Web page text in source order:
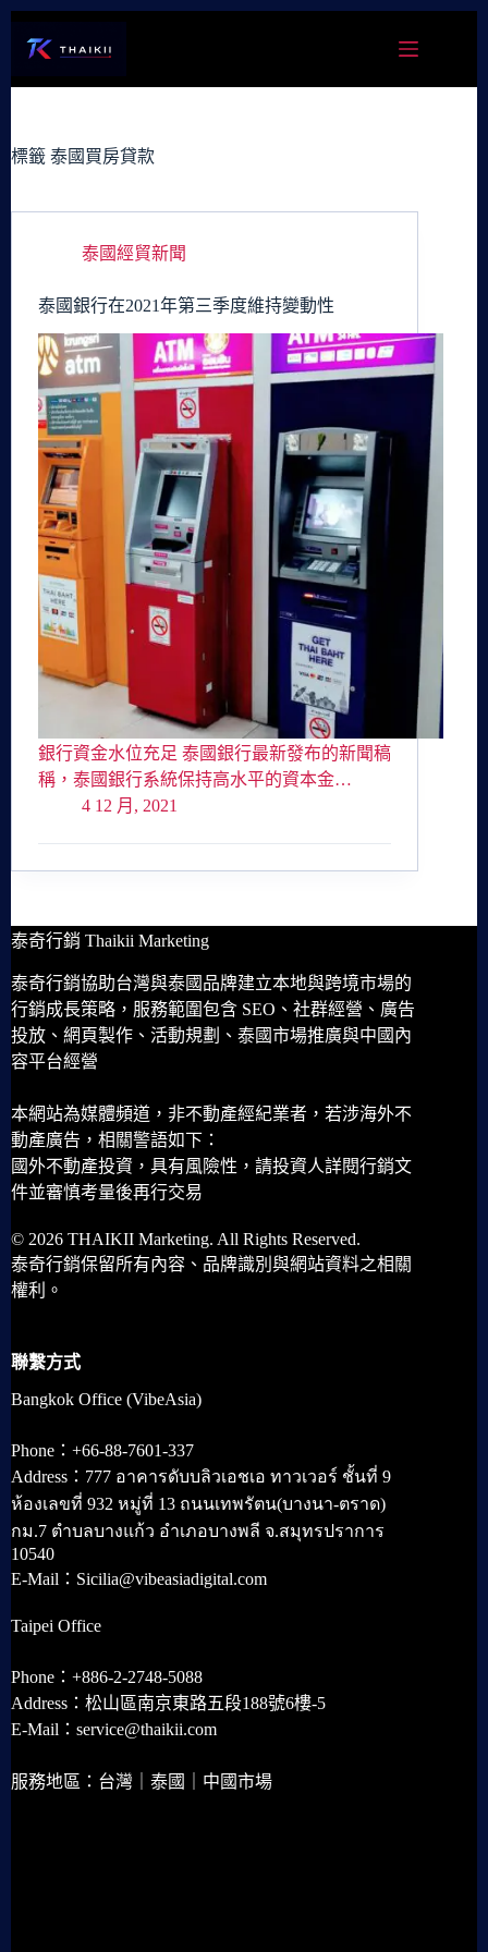
容
標籤 泰國買房貸款
泰國經貿新聞
泰國銀行在2021年第三季度維持變動性
銀行資金水位充足 泰國銀行最新發布的新聞稿
稱，泰國銀行系統保持高水平的資本金…
4 12 月, 2021
泰奇行銷 Thaikii Marketing
泰奇行銷協助台灣與泰國品牌建立本地與跨境市場的
行銷成長策略，服務範圍包含 SEO、社群經營、廣告
投放、網頁製作、活動規劃、泰國市場推廣與中國內
容平台經營
本網站為媒體頻道，非不動產經紀業者，若涉海外不
動產廣告，相關警語如下：
國外不動產投資，具有風險性，請投資人詳閱行銷文
件並審慎考量後再行交易
© 2026 THAIKII Marketing. All Rights Reserved.
泰奇行銷保留所有內容、品牌識別與網站資料之相關
權利。
聯繫方式
Bangkok Office (VibeAsia)
Phone：+66-88-7601-337
Address：777 อาคารดับบลิวเอชเอ ทาวเวอร์ ชั้นที่ 9
ห้องเลขที่ 932 หมู่ที่ 13 ถนนเทพรัตน(บางนา-ตราด)
กม.7 ตำบลบางแก้ว อำเภอบางพลี จ.สมุทรปราการ
10540
E-Mail：Sicilia@vibeasiadigital.com
Taipei Office
Phone：+886-2-2748-5088
Address：松山區南京東路五段188號6樓-5
E-Mail：service@thaikii.com
服務地區：台灣｜泰國｜中國市場